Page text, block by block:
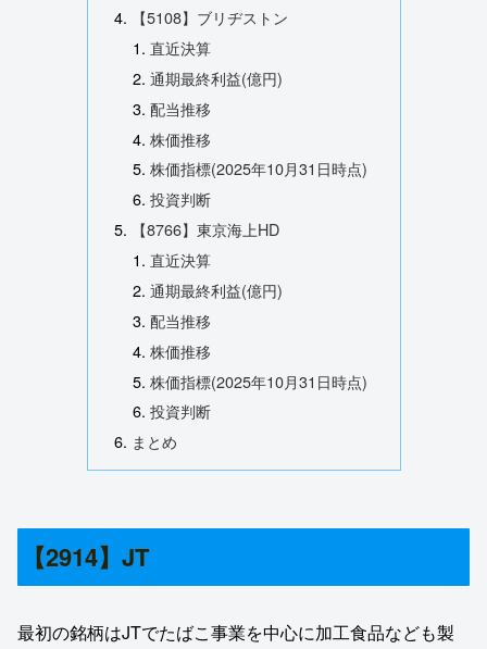
【5108】ブリヂストン
直近決算
通期最終利益(億円)
配当推移
株価推移
株価指標(2025年10月31日時点)
投資判断
【8766】東京海上HD
直近決算
通期最終利益(億円)
配当推移
株価推移
株価指標(2025年10月31日時点)
投資判断
まとめ
【2914】JT
最初の銘柄はJTでたばこ事業を中心に加工食品なども製